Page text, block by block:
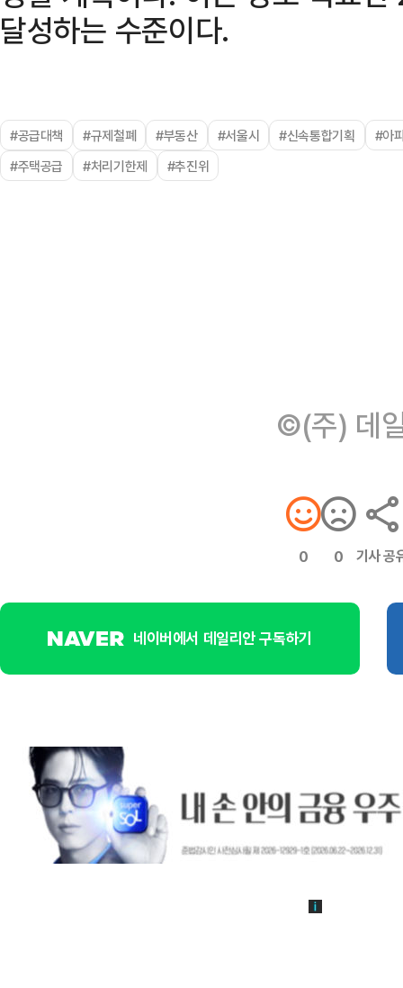
달성하는 수준이다.
#공급대책 #규제철폐 #부동산 #서울시 #신속통합기획
#아
#주택공급
#처리기한제 #추진위
©(주) 데
0 0 기사 공
네이버에서 데일리안 구독하기